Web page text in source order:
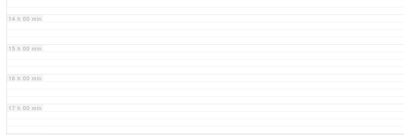
14 h 00 min
15 h 00 min
16 h 00 min
17 h 00 min